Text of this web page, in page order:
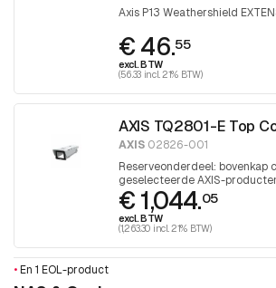
Axis P13 Weathershield
€ 46.55
excl. BTW
(56.33 incl. 21% BTW)
AXIS TQ2801-E Top
AXIS 02826-001
Reserveonderdeel: bovenkap
geselecteerde AXIS-
€ 1,044.05
excl. BTW
(1,263.30 incl. 21% BTW)
• En 1 EOL-product